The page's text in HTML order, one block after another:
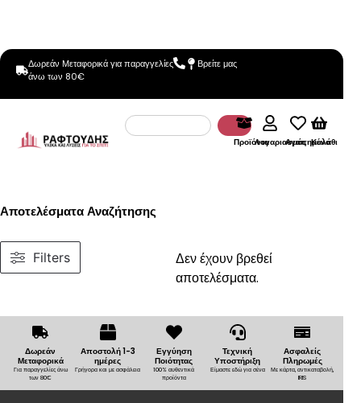
Δωρεάν Μεταφορικά για παραγγελίες
άνω των 80€
Βρείτε μας
ΠροϊόνταΛογαριασμόςΑγαπημένα
Καλάθι
Αποτελέσματα Αναζήτησης
Filters
Δεν έχουν βρεθεί
αποτελέσματα.
Δωρεάν
Μεταφορικά
Για παραγγελίες άνω
των 80€
Αποστολή 1-3
ημέρες
Γρήγορα και με ασφάλεια
Εγγύηση
Ποιότητας
100% αυθεντικά
προϊόντα
Τεχνική
Υποστήριξη
Είμαστε εδώ για σένα
Ασφαλείς
Πληρωμές
Με κάρτα, αντικαταβολή,
IRIS